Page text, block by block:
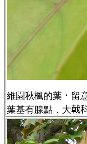
維園秋楓的葉 ． 留
葉基有腺點．大戟